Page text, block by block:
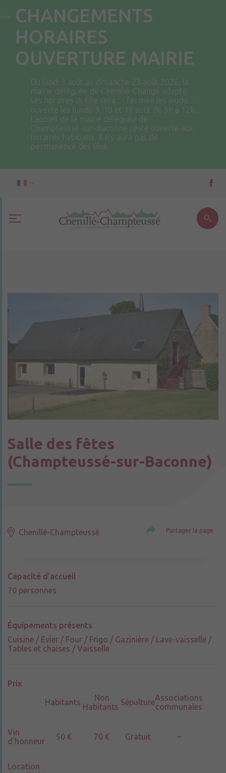
CHANGEMENTS
HORAIRES
OUVERTURE MAIRIE
Du lundi 3 août au dimanche 23 août 2026, la
mairie déléguée de Chenillé-Changé adapte
ses horaires ⚠ Elle sera : - fermée les jeudis. -
ouverte les lundis 3, 10 et 17 août de 9h à 12h.
L'accueil de la mairie déléguée de
Champteussé-sur-Baconne reste ouverte aux
horaires habituels. Il n'y aura pas de
permanence des élus
Salle des fêtes
(Champteussé-sur-Baconne)
Chenillé-Champteussé Partager la page
Capacité d’accueil
70 personnes
Équipements présents
Cuisine / Evier / Four / Frigo / Gazinière / Lave-vaisselle /
Tables et chaises / Vaisselle
Prix
Habitants
Non
Habitants SépultureAssociations
communales
Vin
d’honneur
50 € 70 € Gratuit –
Location